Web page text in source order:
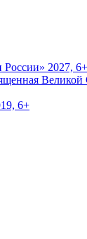
России» 2027, 6+
Великой
6+